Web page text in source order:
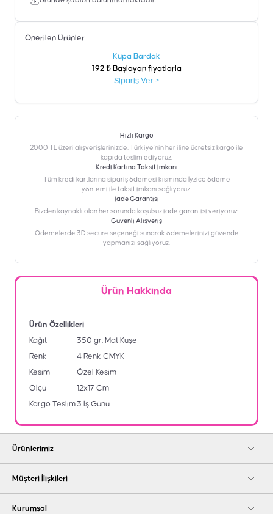
Önerilen Ürünler
Kupa Bardak
192 ₺ Başlayan fiyatlarla
Sipariş Ver >
Hızlı Kargo
2000 TL üzeri alışverişlerinizde, Türkiye’nin her iline ücretsiz kargo ile
kapıda teslim ediyoruz.
Kredi Kartına Taksit İmkanı
‎Tüm kredi kartlarına sipariş ödemesi kısmında İyzico ödeme
yöntemi ile taksit imkanı sağlıyoruz.
İade Garantisi
Bizden kaynaklı olan her sorunda koşulsuz iade garantisi veriyoruz.
Güvenli Alışveriş
Ödemelerde 3D secure seçeneği sunarak ödemelerinizi güvende
yapmanızı sağlıyoruz.
Ürün Hakkında
Ürün Özellikleri
Kağıt
350 gr. Mat Kuşe
Renk
4 Renk CMYK
Kesim
Özel Kesim
Ölçü
12x17 Cm
Kargo Teslim3 İş Günü
Ürünlerimiz
Müşteri İlişkileri
Kurumsal